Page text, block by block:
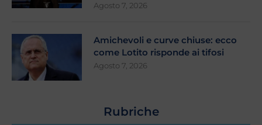
Agosto 7, 2026
Amichevoli e curve chiuse: ecco
come Lotito risponde ai tifosi
Agosto 7, 2026
Rubriche